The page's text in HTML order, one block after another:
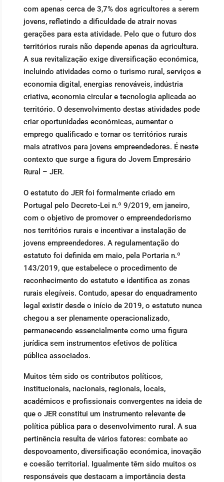
com apenas cerca de 3,7% dos agricultores a serem
jovens, refletindo a dificuldade de atrair novas
gerações para esta atividade. Pelo que o futuro dos
territórios rurais não depende apenas da agricultura.
A sua revitalização exige diversificação económica,
incluindo atividades como o turismo rural, serviços e
economia digital, energias renováveis, indústria
criativa, economia circular e tecnologia aplicada ao
território. O desenvolvimento destas atividades pode
criar oportunidades económicas, aumentar o
emprego qualificado e tornar os territórios rurais
mais atrativos para jovens empreendedores. É neste
contexto que surge a figura do Jovem Empresário
Rural – JER.
O estatuto do JER foi formalmente criado em
Portugal pelo Decreto-Lei n.º 9/2019, em janeiro,
com o objetivo de promover o empreendedorismo
nos territórios rurais e incentivar a instalação de
jovens empreendedores. A regulamentação do
estatuto foi definida em maio, pela Portaria n.º
143/2019, que estabelece o procedimento de
reconhecimento do estatuto e identifica as zonas
rurais elegíveis. Contudo, apesar do enquadramento
legal existir desde o início de 2019, o estatuto nunca
chegou a ser plenamente operacionalizado,
permanecendo essencialmente como uma figura
jurídica sem instrumentos efetivos de política
pública associados.
Muitos têm sido os contributos políticos,
institucionais, nacionais, regionais, locais,
académicos e profissionais convergentes na ideia de
que o JER constitui um instrumento relevante de
política pública para o desenvolvimento rural. A sua
pertinência resulta de vários fatores: combate ao
despovoamento, diversificação económica, inovação
e coesão territorial. Igualmente têm sido muitos os
responsáveis que destacam a importância desta